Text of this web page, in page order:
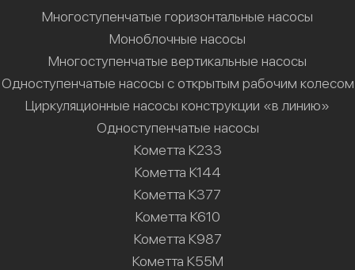
Многоступенчатые горизонтальные насосы
Моноблочные насосы
Многоступенчатые вертикальные насосы
Одноступенчатые насосы с открытым рабочим колесом
Циркуляционные насосы конструкции «в линию»
Одноступенчатые насосы
Кометта К233
Кометта К144
Кометта К377
Кометта К610
Кометта К987
Кометта К55М